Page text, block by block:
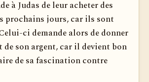
à Judas de leur acheter des
prochains jours, car ils sont
ci demande alors de donner
de son argent, car il devient bon
de sa fascination contre